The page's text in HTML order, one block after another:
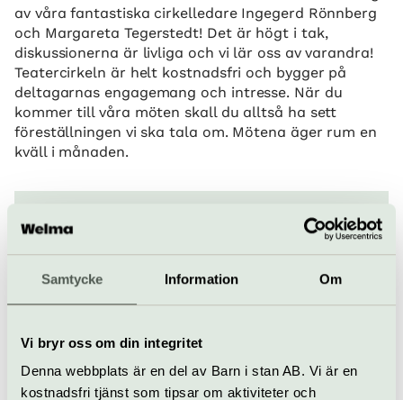
Samtycke Information Om
Vi bryr oss om din integritet
Denna webbplats är en del av Barn i stan AB. Vi är en
kostnadsfri tjänst som tipsar om aktiviteter och
av våra fantastiska cirkelledare Ingegerd Rönnberg
och Margareta Tegerstedt! Det är högt i tak,
diskussionerna är livliga och vi lär oss av varandra!
Teatercirkeln är helt kostnadsfri och bygger på
deltagarnas engagemang och intresse. När du
kommer till våra möten skall du alltså ha sett
föreställningen vi ska tala om. Mötena äger rum en
kväll i månaden.